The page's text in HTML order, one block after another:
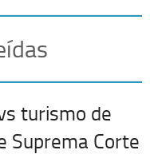
turismo de
Suprema Corte